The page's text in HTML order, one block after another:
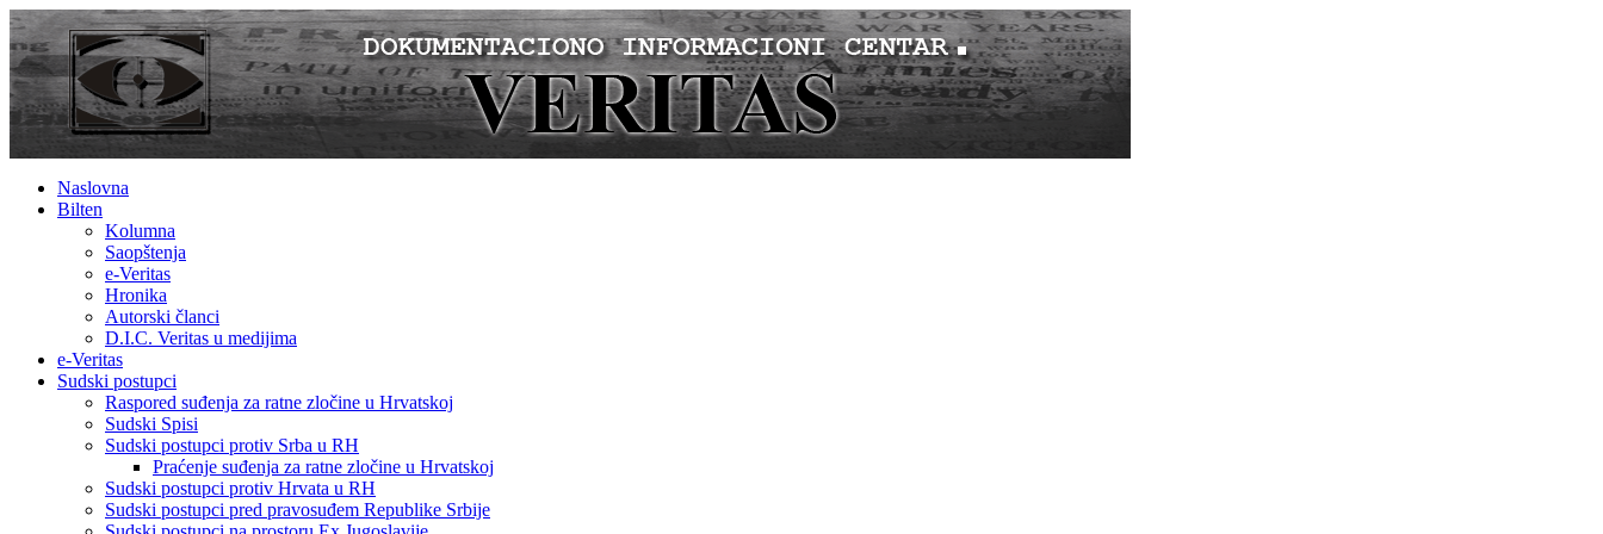
Naslovna
Bilten
Kolumna
Saopštenja
e-Veritas
Hronika
Autorski članci
D.I.C. Veritas u medijima
e-Veritas
Sudski postupci
Raspored suđenja za ratne zločine u Hrvatskoj
Sudski Spisi
Sudski postupci protiv Srba u RH
Praćenje suđenja za ratne zločine u Hrvatskoj
Sudski postupci protiv Hrvata u RH
Sudski postupci pred pravosuđem Republike Srbije